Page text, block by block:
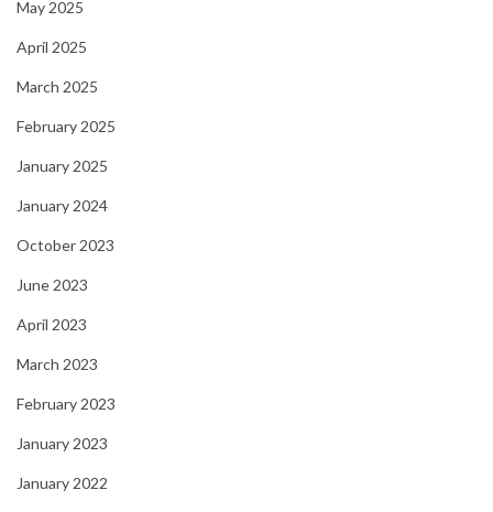
May 2025
April 2025
March 2025
February 2025
January 2025
January 2024
October 2023
June 2023
April 2023
March 2023
February 2023
January 2023
January 2022